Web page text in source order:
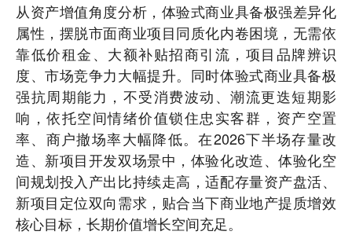
从资产增值角度分析，体验式商业具备极强差异化
属性，摆脱市面商业项目同质化内卷困境，无需依
靠低价租金、大额补贴招商引流，项目品牌辨识
度、市场竞争力大幅提升。同时体验式商业具备极
强抗周期能力，不受消费波动、潮流更迭短期影
响，依托空间情绪价值锁住忠实客群，资产空置
率、商户撤场率大幅降低。在2026下半场存量改
造、新项目开发双场景中，体验化改造、体验化空
间规划投入产出比持续走高，适配存量资产盘活、
新项目定位双向需求，贴合当下商业地产提质增效
核心目标，长期价值增长空间充足。